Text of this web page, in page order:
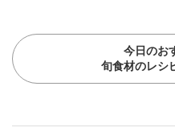
今日のお
旬食材のレシ